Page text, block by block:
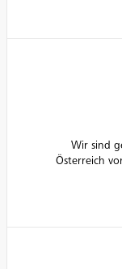
Wir sind
Österreich